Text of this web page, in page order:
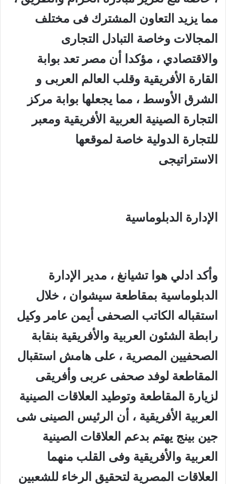
مما يزيد التعاون المشترك فى مختلف
المجالات وخاصة التبادل التجارى
والاقتصادي ، مؤكدا أن مصر تعد بوابة
القارة الأفريقية وقلب العالم العربى و
الشرق الأوسط ، مما يجعلها بوابة مركز
التجارة الصينية العربية الأفريقية ومعبر
للتجارة الدولية خاصة لموقعها
الاستراتيجى
الإدارة الدبلوماسية
وأكد ادلي هوا تشيانغ ، مدير الإدارة
الدبلوماسية بمقاطعة سيشوان ، خلال
استقباله الكاتب الصحفى أيمن عامر وكيل
رابطة الشئون العربية والأفريقية بنقابة
الصحفيين المصرية ، على هامش استقبال
المقاطعة لوفد صحفى عربى وأفريقى
لزيارة المقاطعة وتوطيد العلاقات الصينية
العربية الأفريقية ، أن الرئيس الصينى شى
جين بينج يهتم بدعم العلاقات الصينية
العربية والأفريقية وفى القلب منهما
العلاقات المصرية لتحقيق الرخاء للشعبين